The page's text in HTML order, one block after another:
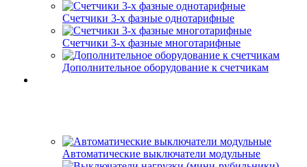
Счетчики 3-х фазные однотарифные
Счетчики 3-х фазные многотарифные
Дополнительное оборудование к счетчикам
Автоматические выключатели модульные